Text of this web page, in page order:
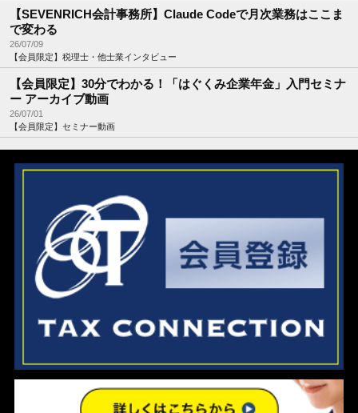
【SEVENRICH会計事務所】Claude Codeで月次業務はここま
で変わる
26/07/09
【会員限定】税理士・他士業インタビュー
【会員限定】30分でわかる！「はぐくみ企業年金」入門セミナ
ー アーカイブ動画
26/07/01
【会員限定】セミナー動画